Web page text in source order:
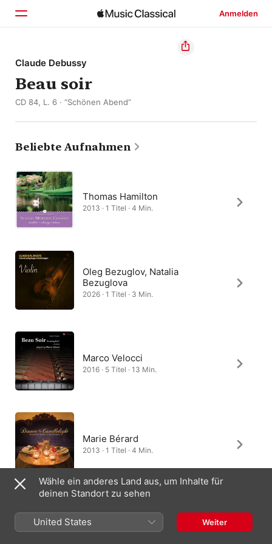
Anmelden
Startseite
Entdecken
Claude Debussy
Beau soir
CD 84, L. 6 · “Schönen Abend”
Beliebte Aufnahmen
Thomas Hamilton
2013 · 1 Titel · 4 Min.
Oleg Bezuglov, Natalia
Bezuglova
2026 · 1 Titel · 3 Min.
Marco Velocci
2016 · 5 Titel · 13 Min.
Marie Bérard
2013 · 1 Titel · 4 Min.
Luminesca Duo
2007 · 1 Titel · 4 Min.
Wähle ein anderes Land aus, um Inhalte für
deinen Standort zu sehen
United States Weiter